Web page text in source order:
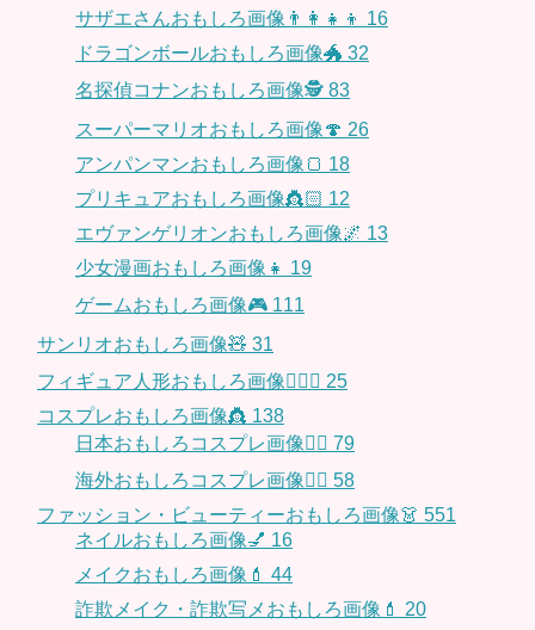
サザエさんおもしろ画像👨‍👩‍👧‍👦 16
ドラゴンボールおもしろ画像🐲 32
名探偵コナンおもしろ画像🕵️ 83
スーパーマリオおもしろ画像🍄 26
アンパンマンおもしろ画像🍞 18
プリキュアおもしろ画像👸🏻 12
エヴァンゲリオンおもしろ画像🌌 13
少女漫画おもしろ画像👧 19
ゲームおもしろ画像🎮 111
サンリオおもしろ画像🧸 31
フィギュア人形おもしろ画像🧍🏼‍♂️ 25
コスプレおもしろ画像👸 138
日本おもしろコスプレ画像🧝‍♀️ 79
海外おもしろコスプレ画像🧝‍♂️ 58
ファッション・ビューティーおもしろ画像👗 551
ネイルおもしろ画像💅 16
メイクおもしろ画像💄 44
詐欺メイク・詐欺写メおもしろ画像💄 20